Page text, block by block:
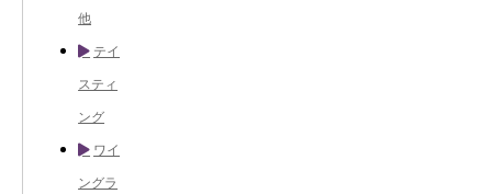
他
テイ
スティ
ング
ワイ
ングラ